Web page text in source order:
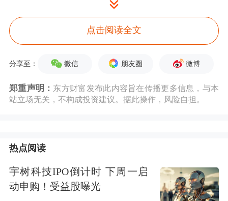
桥水抛售约1.89亿份黄金ETF
自2022年上半年将三只产品买进易方达
黄金ETF前十大股东后，桥水基金首次
理有限公司—桥水全天候增强型中国私
募证券投资基金三号”“桥水（中国）投
资管理有限公司—桥水全天候增强型中
点击阅读全文
分享至： 微信 朋友圈 微博
郑重声明： 东方财富发布此内容旨在传播更多信息，与本
站立场无关，不构成投资建议。据此操作，风险自担。
热点阅读
宇树科技IPO倒计时 下周一启
动申购！受益股曝光